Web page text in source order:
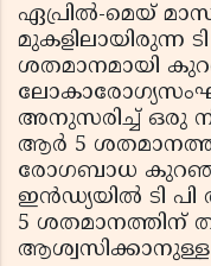
ഏപ്രില്‍-മെയ്
മുകളിലായിരുന്ന
ശതമാനമായി
അനുസരിച്ച് ഒരു
ആര്‍ 5
രോഗബാധ
ഇന്‍ഡ്യയില്‍ ടി
5 ശതമാനത്തിന്